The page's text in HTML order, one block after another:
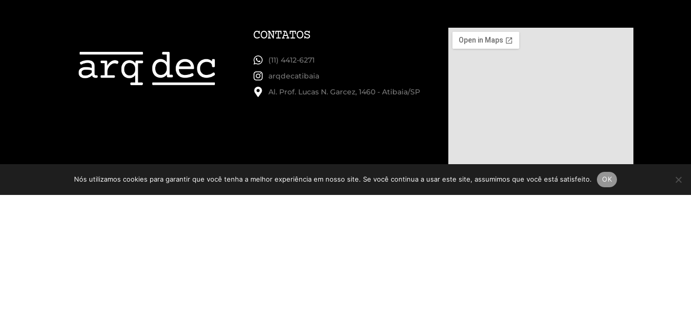
CONTATOS
(11) 4412-6271
arqdecatibaia
Al. Prof. Lucas N. Garcez, 1460 - Atibaia/SP
Nós utilizamos cookies para garantir que você tenha a melhor experiência em nosso site. Se você continua a usar este site, assumimos que você está satisfeito. OK